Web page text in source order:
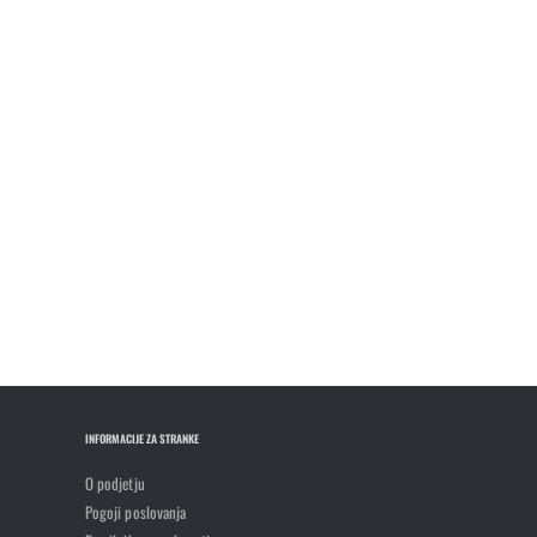
INFORMACIJE ZA STRANKE
O podjetju
Pogoji poslovanja